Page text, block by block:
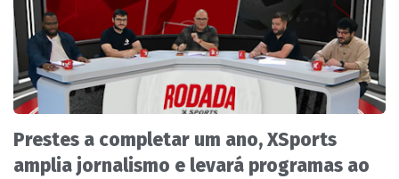
Prestes a completar um ano, XSports
amplia jornalismo e levará programas ao